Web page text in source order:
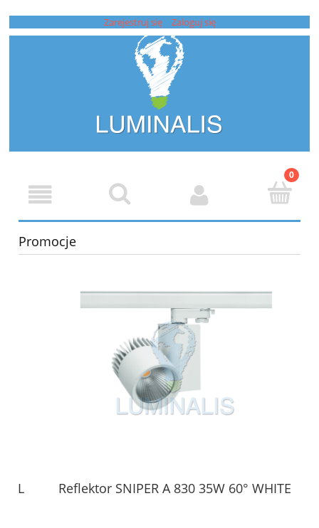
Zarejestruj się Zaloguj się
Promocje
Reflektor SNIPER A 830 35W 60° WHITE